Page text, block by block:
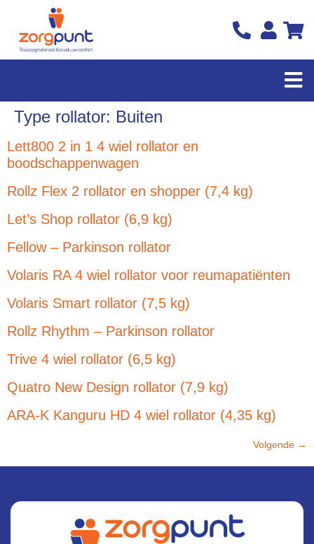
Type rollator: Buiten
Lett800 2 in 1 4 wiel rollator en
boodschappenwagen
Rollz Flex 2 rollator en shopper (7,4 kg)
Let’s Shop rollator (6,9 kg)
Fellow – Parkinson rollator
Volaris RA 4 wiel rollator voor reumapatiënten
Volaris Smart rollator (7,5 kg)
Rollz Rhythm – Parkinson rollator
Trive 4 wiel rollator (6,5 kg)
Quatro New Design rollator (7,9 kg)
ARA-K Kanguru HD 4 wiel rollator (4,35 kg)
Volgende →